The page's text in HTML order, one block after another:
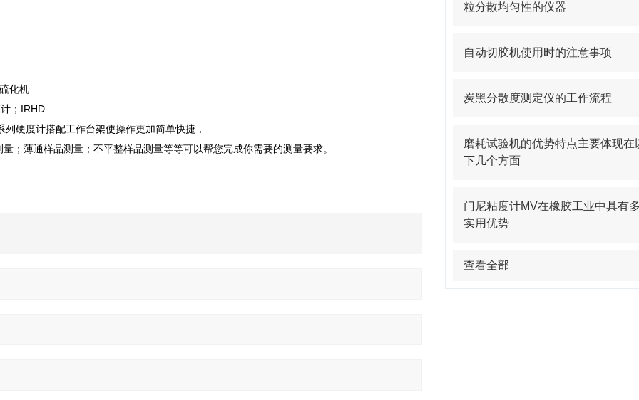
化机
；IRHD
硬度计搭配工作台架使操作更加简单快捷，
；薄通样品测量；不平整样品测量等等可以帮您完成你需要的测量要求。
粒分散均匀性的仪器
自动切胶机使用时的注意事项
炭黑分散度测定仪的工作流程
磨耗试验机的优势特点主要体现在
下几个方面
门尼粘度计MV在橡胶工业中具有
实用优势
查看全部